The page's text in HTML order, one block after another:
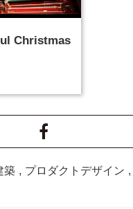
Christmas
築 , プロダクトデザイン ,